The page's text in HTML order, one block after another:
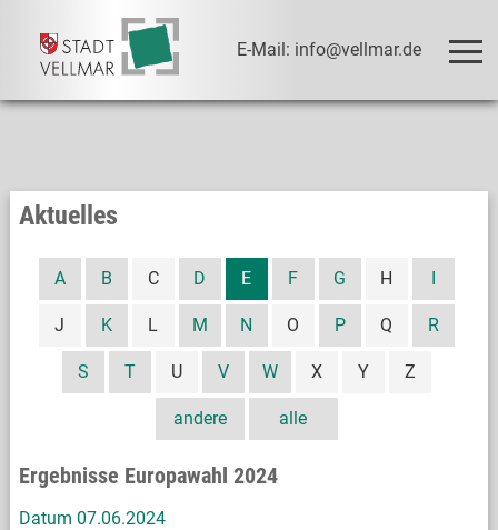
E-Mail: info@vellmar.de
Aktuelles
alle
A B C D E F G H I
J K L M N O P Q R
S T U V W X Y Z
andere
Ergebnisse Europawahl 2024
Datum 07.06.2024